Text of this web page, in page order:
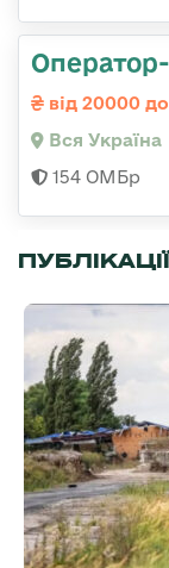
від 20000
Вся Україна
154 ОМБр
ПУБЛІКАЦІЇ